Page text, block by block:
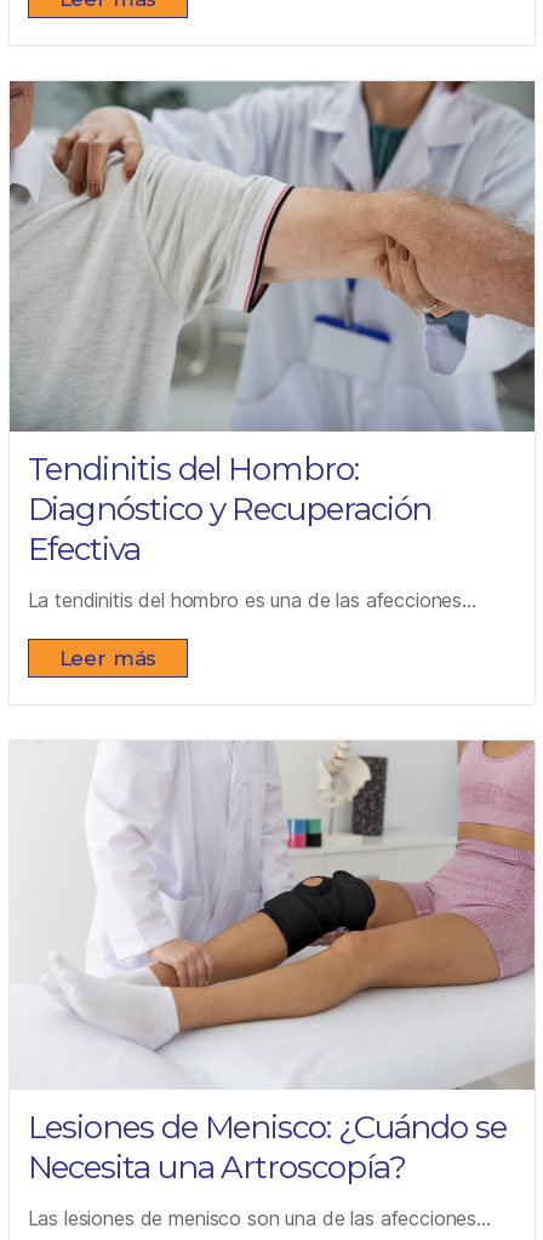
Tendinitis del Hombro:
Diagnóstico y Recuperación
Efectiva
La tendinitis del hombro es una de las afecciones...
Leer más
Lesiones de Menisco: ¿Cuándo se
Necesita una Artroscopía?
Las lesiones de menisco son una de las afecciones...